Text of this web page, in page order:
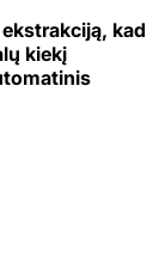
kad
kiekį